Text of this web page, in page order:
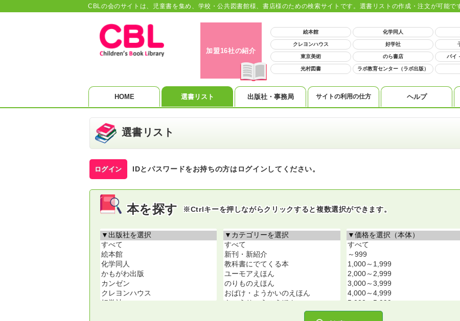
CBLの会のサイトは、児童書を集め、学校・公共図書館様、書店様のための検索サイトです。選書リストの作成・注文が可能で
加盟16社の紹介
絵本館 化学同人
クレヨンハウス 好学社
東京美術 のら書店 パイ
光村図書 ラボ教育センター（ラボ出版）
HOME 選書リスト 出版社・事務局 サイトの利用の仕方 ヘルプ
選書リスト
ログイン IDとパスワードをお持ちの方はログインしてください。
本を探す ※Ctrlキーを押しながらクリックすると複数選択ができます。